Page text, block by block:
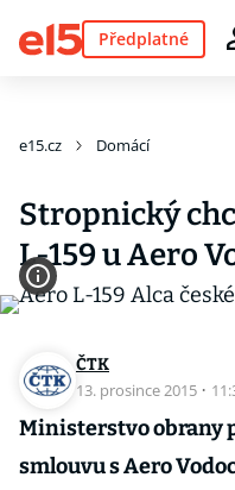
Předplatné
e15.cz Domácí
Stropnický
L-159 u Aero
ČTK
13. prosince 2015 ·
Ministerstvo obrany
smlouvu s Aero